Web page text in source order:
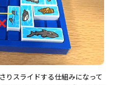
りスライドする仕組みになって